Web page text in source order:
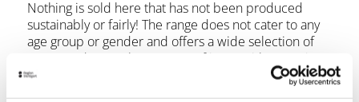
Nothing is sold here that has not been produced
sustainably or fairly! The range does not cater to any
age group or gender and offers a wide selection of
great products. A large range of jeans with a repair
service from the Nudie Jeans brand is also on offer.
From everyday clothing to sportswear, shoes and